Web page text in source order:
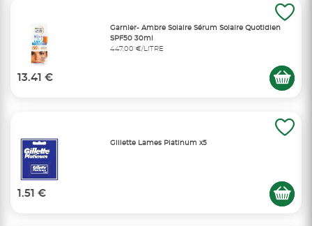
Garnier- Ambre Solaire Sérum Solaire Quotidien
SPF50 30ml
447,00 €/LITRE
13.41 €
Gillette Lames Platinum x5
1.51 €